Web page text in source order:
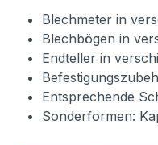
Blechmeter in
Blechbögen in
Endteller in
Entsprechende
Sonderformen: